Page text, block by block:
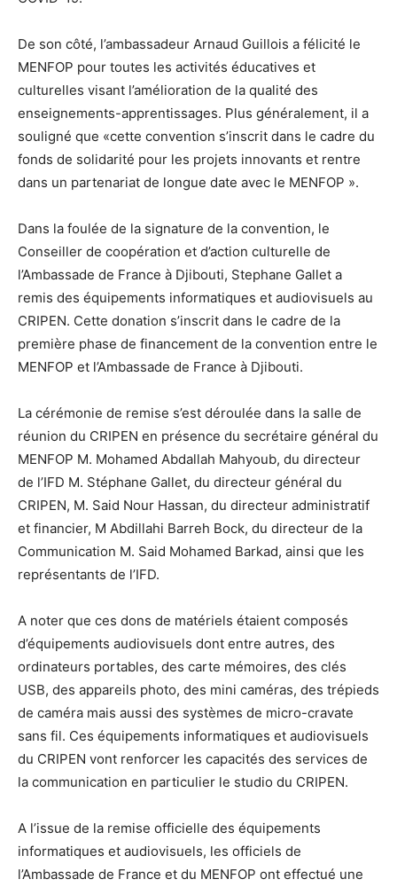
De son côté, l’ambassadeur Arnaud Guillois a félicité le
MENFOP pour toutes les activités éducatives et
culturelles visant l’amélioration de la qualité des
enseignements-apprentissages. Plus généralement, il a
souligné que «cette convention s’inscrit dans le cadre du
fonds de solidarité pour les projets innovants et rentre
dans un partenariat de longue date avec le MENFOP ».
Dans la foulée de la signature de la convention, le
Conseiller de coopération et d’action culturelle de
l’Ambassade de France à Djibouti, Stephane Gallet a
remis des équipements informatiques et audiovisuels au
CRIPEN. Cette donation s’inscrit dans le cadre de la
première phase de financement de la convention entre le
MENFOP et l’Ambassade de France à Djibouti.
La cérémonie de remise s’est déroulée dans la salle de
réunion du CRIPEN en présence du secrétaire général du
MENFOP M. Mohamed Abdallah Mahyoub, du directeur
de l’IFD M. Stéphane Gallet, du directeur général du
CRIPEN, M. Said Nour Hassan, du directeur administratif
et financier, M Abdillahi Barreh Bock, du directeur de la
Communication M. Said Mohamed Barkad, ainsi que les
représentants de l’IFD.
A noter que ces dons de matériels étaient composés
d’équipements audiovisuels dont entre autres, des
ordinateurs portables, des carte mémoires, des clés
USB, des appareils photo, des mini caméras, des trépieds
de caméra mais aussi des systèmes de micro-cravate
sans fil. Ces équipements informatiques et audiovisuels
du CRIPEN vont renforcer les capacités des services de
la communication en particulier le studio du CRIPEN.
A l’issue de la remise officielle des équipements
informatiques et audiovisuels, les officiels de
l’Ambassade de France et du MENFOP ont effectué une